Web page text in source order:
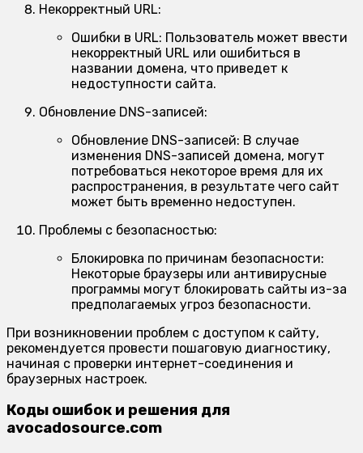
Некорректный URL:
Ошибки в URL: Пользователь может ввести
некорректный URL или ошибиться в
названии домена, что приведет к
недоступности сайта.
Обновление DNS-записей:
Обновление DNS-записей: В случае
изменения DNS-записей домена, могут
потребоваться некоторое время для их
распространения, в результате чего сайт
может быть временно недоступен.
Проблемы с безопасностью:
Блокировка по причинам безопасности:
Некоторые браузеры или антивирусные
программы могут блокировать сайты из-за
предполагаемых угроз безопасности.
При возникновении проблем с доступом к сайту,
рекомендуется провести пошаговую диагностику,
начиная с проверки интернет-соединения и
браузерных настроек.
Коды ошибок и решения для
avocadosource.com